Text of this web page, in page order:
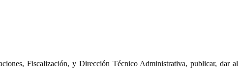
Fiscalización, y Dirección Técnico Administrativa, publicar, dar al